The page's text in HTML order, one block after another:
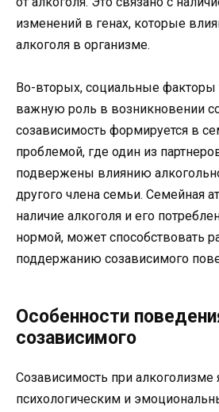
изменений в генах, которые
алкоголя в организме.
Во-вторых, социальные факторы
важную роль в возникновении
созависимость формируется в
проблемой, где один из
подвержены влиянию
другого члена семьи. Семейная
наличие алкоголя и его
нормой, может способствовать
поддержанию созависимого
Особенности
созависимого
Созависимость при
психологическим и